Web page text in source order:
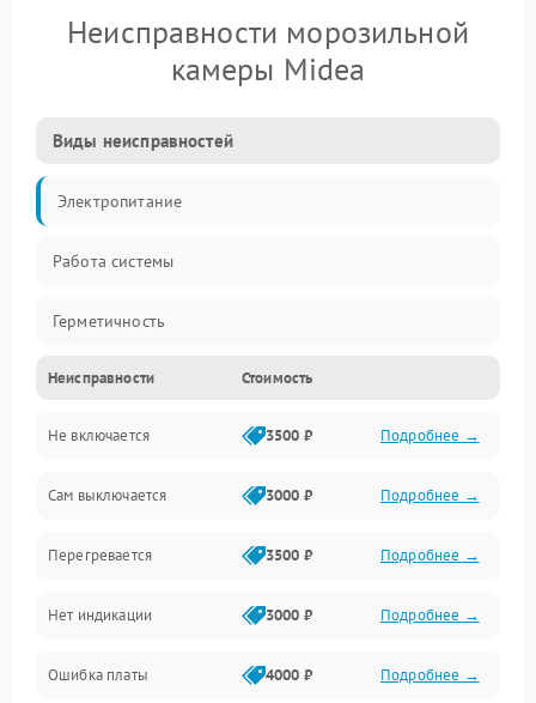
Неисправности морозильной
камеры Midea
Виды неисправностей
Электропитание
Работа системы
Герметичность
Механика
Неисправности Стоимость
Не включается 3500 ₽ Подробнее →
Сам выключается 3000 ₽ Подробнее →
Перегревается 3500 ₽ Подробнее →
Нет индикации 3000 ₽ Подробнее →
Ошибка платы 4000 ₽ Подробнее →